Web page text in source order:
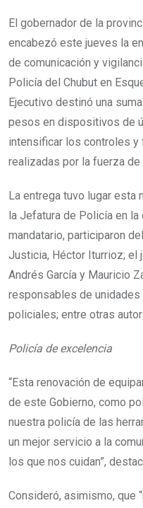
El gobernador de la
encabezó este jueves la
de comunicación y
Policía del Chubut en
Ejecutivo destinó una
pesos en dispositivos de
intensificar los controles
realizadas por la fuerza
La entrega tuvo lugar esta
la Jefatura de Policía en
mandatario, participaron
Justicia, Héctor Iturrioz; el
Andrés García y Mauricio
responsables de
policiales; entre otras
Policía de excelencia
“Esta renovación de
de este Gobierno, como
nuestra policía de las
un mejor servicio a la
los que nos cuidan”,
Consideró, asimismo, que